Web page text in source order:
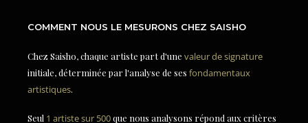
COMMENT NOUS LE MESURONS CHEZ SAISHO
Chez Saisho, chaque artiste part d'une valeur de signature
initiale, déterminée par l'analyse de ses fondamentaux
artistiques.
Seul 1 artiste sur 500que nous analysons répond aux critères